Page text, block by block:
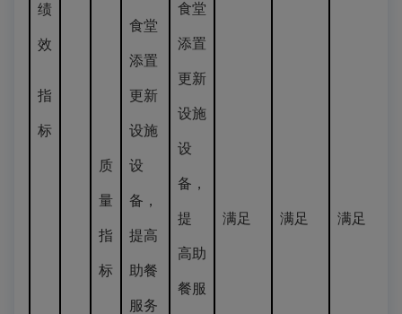
绩
效
指
标
质
量
指
标
食堂
添置
更新
设施
设
备，
提高
助餐
服务
食堂
添置
更新
设施
设
备，
提
高助
餐服
满足 满足 满足